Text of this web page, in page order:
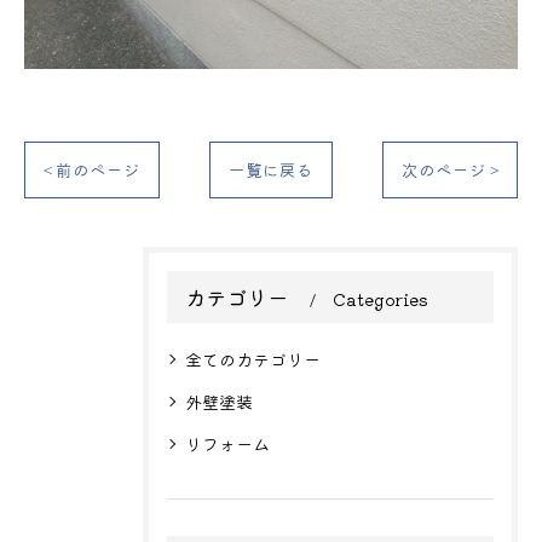
< 前のページ 一覧に戻る 次のページ >
カテゴリー Categories
全てのカテゴリー
外壁塗装
リフォーム